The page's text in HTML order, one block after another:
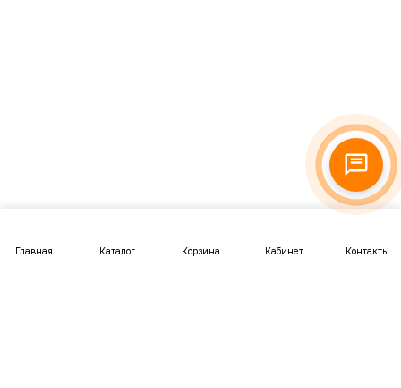
Главная Каталог Корзина Кабинет Контакты